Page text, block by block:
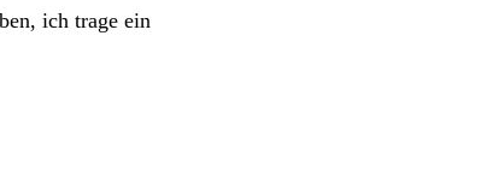
ich trage ein